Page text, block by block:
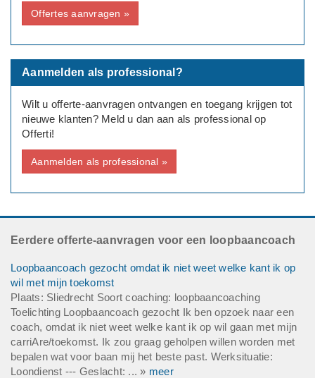
Offertes aanvragen »
Aanmelden als professional?
Wilt u offerte-aanvragen ontvangen en toegang krijgen tot
nieuwe klanten? Meld u dan aan als professional op
Offerti!
Aanmelden als professional »
Eerdere offerte-aanvragen voor een loopbaancoach
Loopbaancoach gezocht omdat ik niet weet welke kant ik op
wil met mijn toekomst
Plaats: Sliedrecht Soort coaching: loopbaancoaching
Toelichting Loopbaancoach gezocht Ik ben opzoek naar een
coach, omdat ik niet weet welke kant ik op wil gaan met mijn
carriAre/toekomst. Ik zou graag geholpen willen worden met
bepalen wat voor baan mij het beste past. Werksituatie:
Loondienst --- Geslacht: ... » meer